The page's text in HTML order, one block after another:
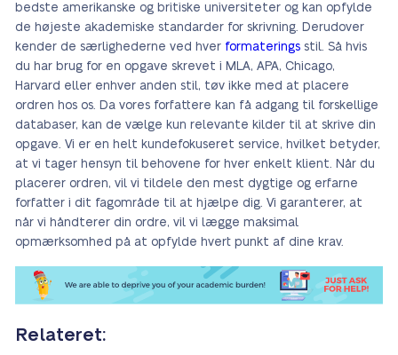
bedste amerikanske og britiske universiteter og kan opfylde
de højeste akademiske standarder for skrivning. Derudover
kender de særlighederne ved hver formaterings stil. Så hvis
du har brug for en opgave skrevet i MLA, APA, Chicago,
Harvard eller enhver anden stil, tøv ikke med at placere
ordren hos os. Da vores forfattere kan få adgang til forskellige
databaser, kan de vælge kun relevante kilder til at skrive din
opgave. Vi er en helt kundefokuseret service, hvilket betyder,
at vi tager hensyn til behovene for hver enkelt klient. Når du
placerer ordren, vil vi tildele den mest dygtige og erfarne
forfatter i dit fagområde til at hjælpe dig. Vi garanterer, at
når vi håndterer din ordre, vil vi lægge maksimal
opmærksomhed på at opfylde hvert punkt af dine krav.
Relateret: